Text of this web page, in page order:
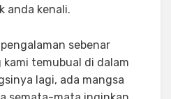
anda kenali.
sebenar
temubual di dalam
lagi, ada mangsa